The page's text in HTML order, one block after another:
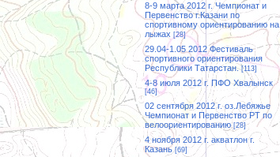
8-9 марта 2012 г. Чемпионат и
Первенство г.Казани по
спортивному ориентированию на
лыжах [28]
29.04-1.05 2012 Фестиваль
спортивного ориентирования
Республики Татарстан. [113]
4-8 июля 2012 г. ПФО Хвалынск
[46]
02 сентября 2012 г. оз.Лебяжье
Чемпионат и Первенство РТ по
велоориентированию [28]
4 ноября 2012 г. акватлон г.
Казань [69]